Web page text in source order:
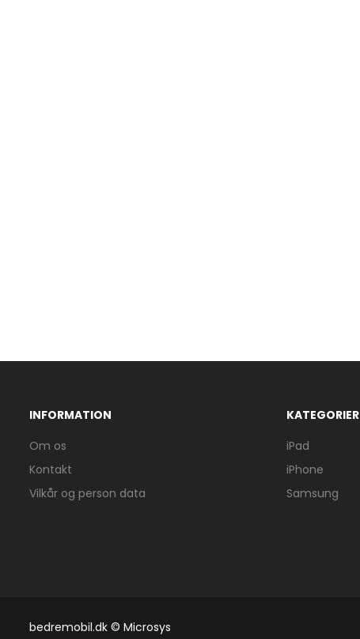
INFORMATION
Om os
Kontakt
Vilkår og person data
KATEGORIER
iPad
iPhone
Samsung
bedremobil.dk © Microsys